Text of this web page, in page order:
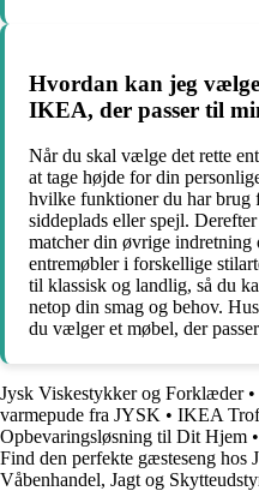
Hvordan kan jeg
IKEA, der passer til
Når du skal vælge det rette
at tage højde for din
hvilke funktioner du har brug
siddeplads eller spejl.
matcher din øvrige
entremøbler i forskellige
til klassisk og landlig, så du
netop din smag og behov.
du vælger et møbel, der
Jysk Viskestykker og Forklæder•
varmepude fra JYSK • IKEA
Opbevaringsløsning til Dit Hjem •
Find den perfekte gæsteseng hos
Våbenhandel, Jagt og